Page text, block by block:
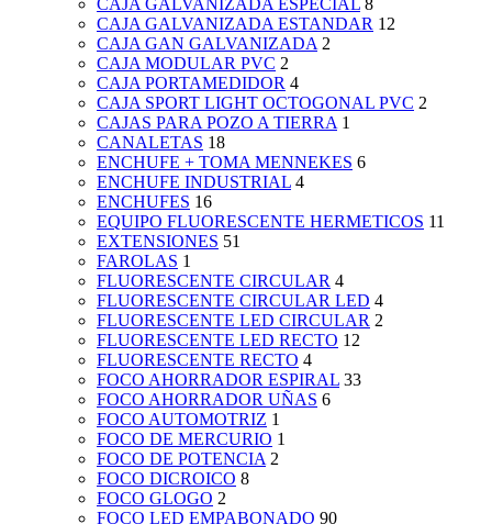
CAJA GALVANIZADA ESPECIAL 8
CAJA GALVANIZADA ESTANDAR 12
CAJA GAN GALVANIZADA 2
CAJA MODULAR PVC 2
CAJA PORTAMEDIDOR 4
CAJA SPORT LIGHT OCTOGONAL PVC 2
CAJAS PARA POZO A TIERRA 1
CANALETAS 18
ENCHUFE + TOMA MENNEKES 6
ENCHUFE INDUSTRIAL 4
ENCHUFES 16
EQUIPO FLUORESCENTE HERMETICOS 11
EXTENSIONES 51
FAROLAS 1
FLUORESCENTE CIRCULAR 4
FLUORESCENTE CIRCULAR LED 4
FLUORESCENTE LED CIRCULAR 2
FLUORESCENTE LED RECTO 12
FLUORESCENTE RECTO 4
FOCO AHORRADOR ESPIRAL 33
FOCO AHORRADOR UÑAS 6
FOCO AUTOMOTRIZ 1
FOCO DE MERCURIO 1
FOCO DE POTENCIA 2
FOCO DICROICO 8
FOCO GLOGO 2
FOCO LED EMPABONADO 90